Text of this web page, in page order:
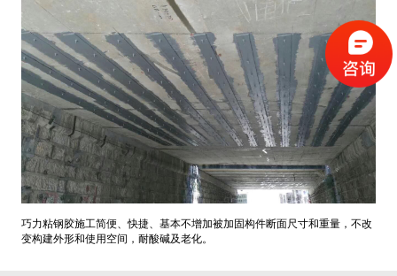
巧力粘钢胶施工简便、快捷、基本不增加被加固构件断面尺寸和重量，不改
变构建外形和使用空间，耐酸碱及老化。